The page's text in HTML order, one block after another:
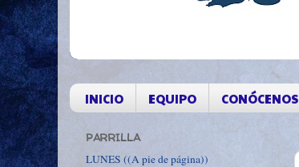
INICIO EQUIPO CONÓCENOS
PARRILLA
LUNES ((A pie de página))